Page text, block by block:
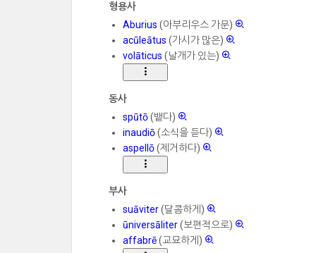
형용사
Aburius (아부리우스 가문)
acūleātus (가시가 많은)
volāticus (날개가 있는)
동사
spūtō(뱉다)
inaudiō(소식을 듣다)
aspellō(제거하다)
부사
suāviter(달콤하게)
ūniversāliter(보편적으로)
affabrē(교묘하게)